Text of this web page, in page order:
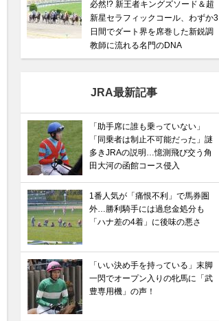
必然!? 新王者キングズソード＆超
新星セラフィックコール、わずか3
日間でダート界を席巻した新鋭調
教師に流れる名門のDNA
JRA最新記事
「助手席に誰も乗っていない」
「同乗者は制止不可能だった」謎
多きJRAの説明…憶測飛び交う角
田大河の函館コース侵入
1番人気が「痛恨不利」で馬券圏
外…勝利騎手には過怠金処分も
「ハナ差の4着」に後味の悪さ
「いい決め手を持っている」末脚
一閃でオープン入りの牝馬に「武
豊専用機」の声！